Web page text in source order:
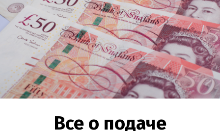
Все о подаче